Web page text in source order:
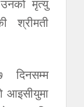
मृत्यु
श्रीमती
दिनसम्म
आइसीयुमा